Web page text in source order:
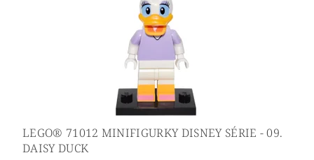
LEGO® 71012 MINIFIGURKY DISNEY SÉRIE - 09.
DAISY DUCK